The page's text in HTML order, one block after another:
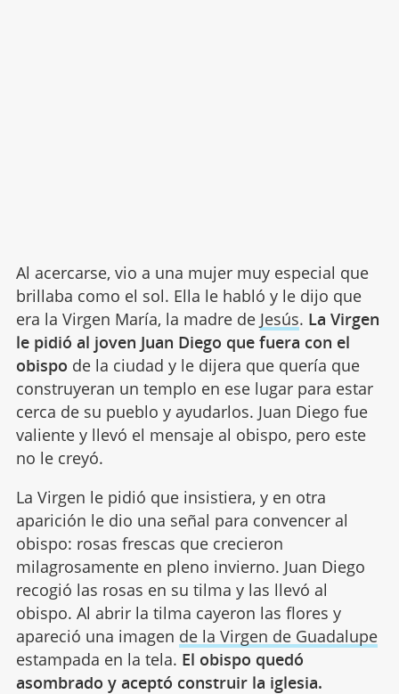
Al acercarse, vio a una mujer muy especial que
brillaba como el sol. Ella le habló y le dijo que
era la Virgen María, la madre de Jesús. La Virgen
le pidió al joven Juan Diego que fuera con el
obispo de la ciudad y le dijera que quería que
construyeran un templo en ese lugar para estar
cerca de su pueblo y ayudarlos. Juan Diego fue
valiente y llevó el mensaje al obispo, pero este
no le creyó.
La Virgen le pidió que insistiera, y en otra
aparición le dio una señal para convencer al
obispo: rosas frescas que crecieron
milagrosamente en pleno invierno. Juan Diego
recogió las rosas en su tilma y las llevó al
obispo. Al abrir la tilma cayeron las flores y
apareció una imagen de la Virgen de Guadalupe
estampada en la tela. El obispo quedó
asombrado y aceptó construir la iglesia.